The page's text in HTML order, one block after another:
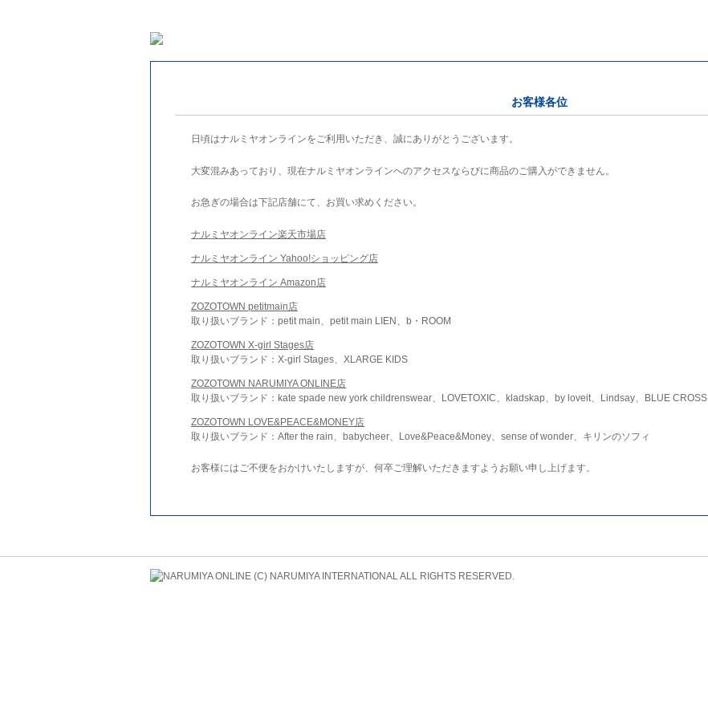
お客様各位
日頃はナルミヤオンラインをご利用いただき、誠にありがとうございます。
大変混みあっており、現在ナルミヤオンラインへのアクセスならびに商品のご購入ができません。
お急ぎの場合は下記店舗にて、お買い求めください。
ナルミヤオンライン楽天市場店
ナルミヤオンライン Yahoo!ショッピング店
ナルミヤオンライン Amazon店
ZOZOTOWN petitmain店
取り扱いブランド：petit main、petit main LIEN、b・ROOM
ZOZOTOWN X-girl Stages店
取り扱いブランド：X-girl Stages、XLARGE KIDS
ZOZOTOWN NARUMIYA ONLINE店
取り扱いブランド：kate spade new york childrenswear、LOVETOXIC、kladskap、by loveit、Lindsay、BLUE CROSS
ZOZOTOWN LOVE&PEACE&MONEY店
取り扱いブランド：After the rain、babycheer、Love&Peace&Money、sense of wonder、キリンのソフィ
お客様にはご不便をおかけいたしますが、何卒ご理解いただきますようお願い申し上げます。